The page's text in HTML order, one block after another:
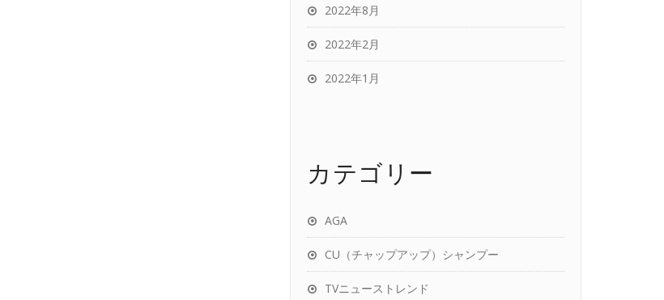
2022年8月
2022年2月
2022年1月
カテゴリー
AGA
CU（チャップアップ）シャンプー
TVニューストレンド